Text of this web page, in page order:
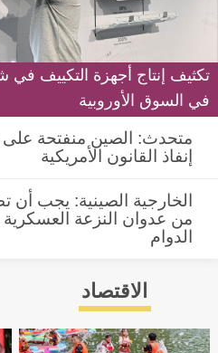
تكثيف إنتاج أجهزة التكييف
في السوق الأوروبية
متحدث: الصين منفتحة على
إنفاذ القانون الأمريكية
الخارجية الصينية: يجب أن
من عدوان النزعة العسكرية
الدوام
الاقتصاد